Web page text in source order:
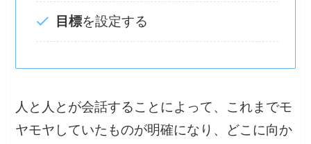
目標を設定する
人と人とが会話することによって、これまでモ
ヤモヤしていたものが明確になり、どこに向か